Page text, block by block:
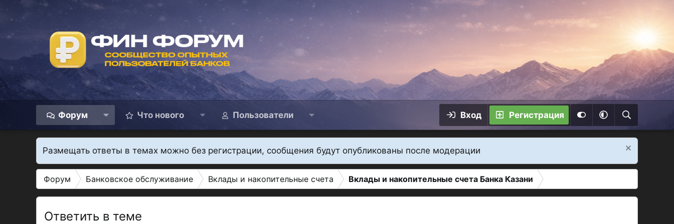
Форум Что нового Пользователи Вход Регистрация
Размещать ответы в темах можно без регистрации, сообщения будут опубликованы после модерации
Форум Банковское обслуживание Вклады и накопительные счета Вклады и накопительные счета Банка Казани
Ответить в теме